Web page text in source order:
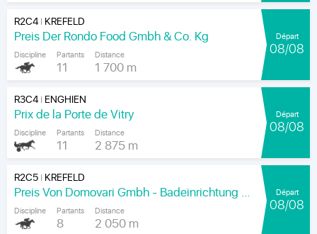
R2C4| KREFELD
Preis Der Rondo Food Gmbh & Co. Kg
Discipline Partants
11
Distance
1 700 m
Départ
08/08
R3C4| ENGHIEN
Prix de la Porte de Vitry
Discipline Partants
11
Distance
2 875 m
Départ
08/08
R2C5| KREFELD
Preis Von Domovari Gmbh - Badeinrichtung Auf Mass
Discipline Partants
8
Distance
2 050 m
Départ
08/08